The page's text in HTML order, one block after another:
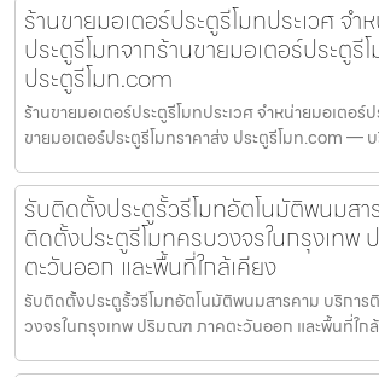
ร้านขายมอเตอร์ประตูรีโมทประเวศ จำ
ประตูรีโมทจากร้านขายมอเตอร์ประตูรี
ประตูรีโมท.com
ร้านขายมอเตอร์ประตูรีโมทประเวศ จำหน่ายมอเตอร์
ขายมอเตอร์ประตูรีโมทราคาส่ง ประตูรีโมท.com —
รับติดตั้งประตูรั้วรีโมทอัตโนมัติพนมสา
ติดตั้งประตูรีโมทครบวงจรในกรุงเท
ตะวันออก และพื้นที่ใกล้เคียง
รับติดตั้งประตูรั้วรีโมทอัตโนมัติพนมสารคาม บริการ
วงจรในกรุงเทพ ปริมณฑ ภาคตะวันออก และพื้นที่ใก